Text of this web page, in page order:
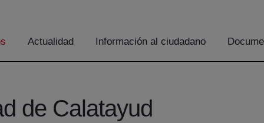
Actualidad Información al ciudadano
de Calatayud